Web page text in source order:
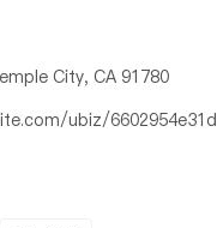
City, CA 91780
ubiz/6602954e31d